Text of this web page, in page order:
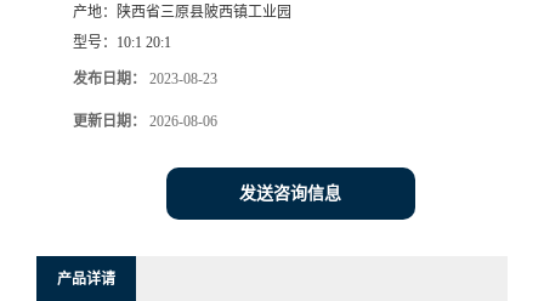
产地：
陕西省三原县陂西镇工业园
型号： 10:1 20:1
发布日期： 2023-08-23
更新日期： 2026-08-06
发送咨询信息
产品详请